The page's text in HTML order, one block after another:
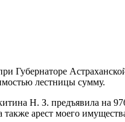
Губернаторе
лестницы сумму.
Н. З. предъявила на
арест моего